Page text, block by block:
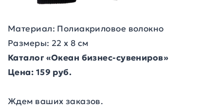
Материал: Полиакриловое волокно
Размеры: 22 х 8 см
Каталог «Океан бизнес-сувениров»
Цена: 159 руб.
Ждем ваших заказов.